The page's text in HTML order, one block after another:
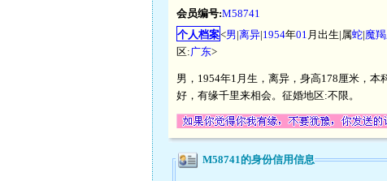
会员编号:M58741
个人档案<男|离异|1954年01 月出生|属蛇|魔
区:广东>
男，1954年1月生，离异，身高178厘米，本
好，有缘千里来相会。征婚地区:不限。
M58741的身份信用信息